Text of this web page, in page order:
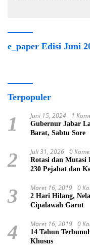
e_paper Edisi Juni
Terpopuler
1 Juni 15, 2024 1
Gubernur Jabar
Barat, Sabtu Sore
2 Juli 31, 2026 0
Rotasi dan Mutasi
230 Pejabat dan
3 Maret 16, 2019 0
2 Hari Hilang,
Cipalawah Garut
4 Maret 16, 2019 0
14 Tahun
Khusus